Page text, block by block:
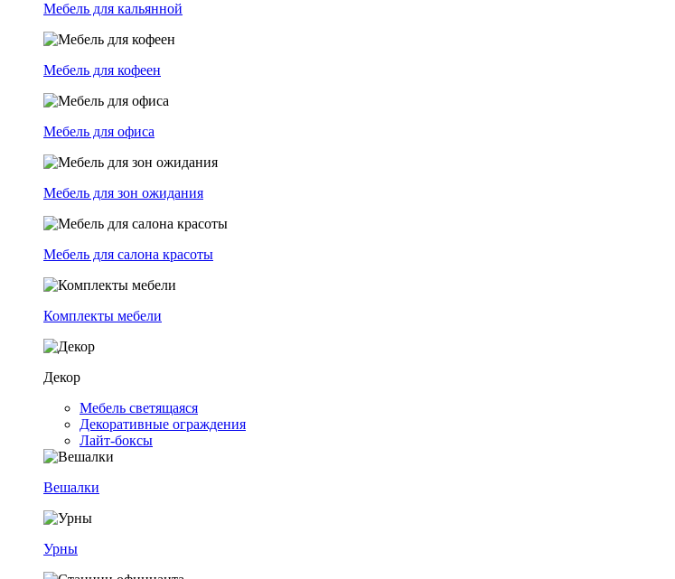
Мебель для кальянной
Мебель для кофеен
Мебель для офиса
Мебель для зон ожидания
Мебель для салона красоты
Комплекты мебели
Декор
Мебель светящаяся
Декоративные ограждения
Лайт-боксы
Вешалки
Урны